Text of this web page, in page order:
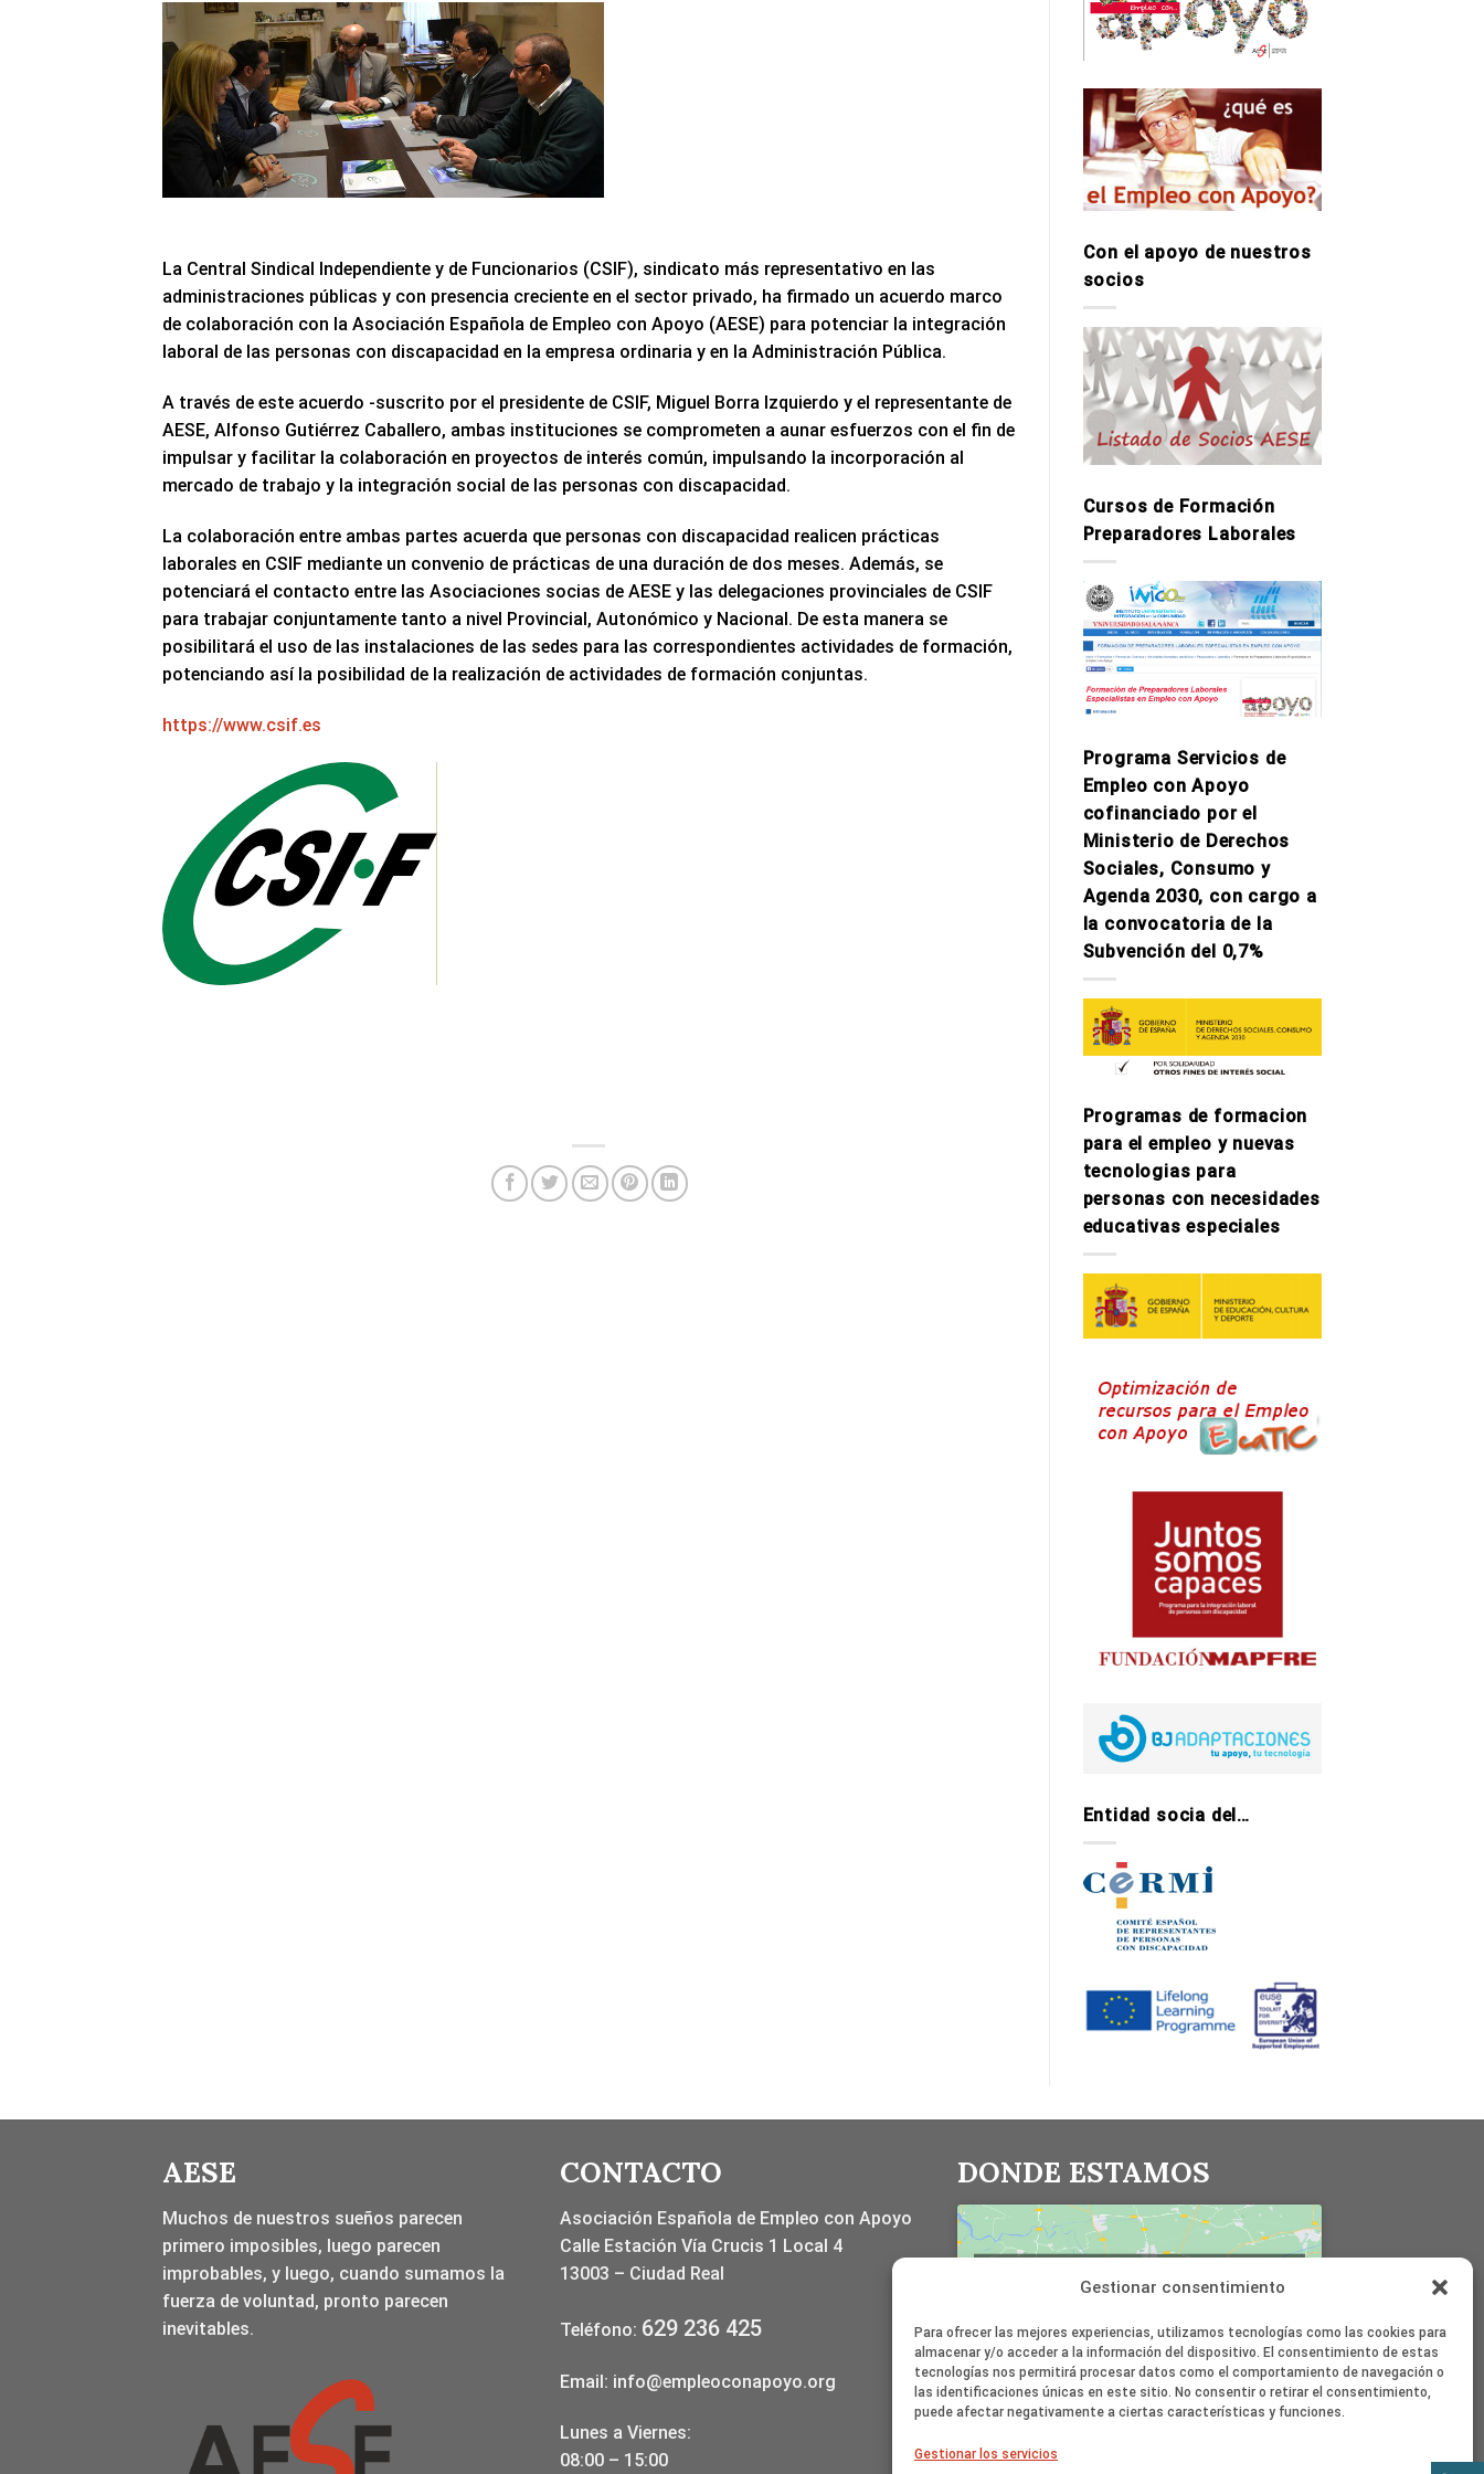
Gestionar consentimiento
Para ofrecer las mejores experiencias, utilizamos tecnologías como las cookies para
almacenar y/o acceder a la información del dispositivo. El consentimiento de estas
tecnologías nos permitirá procesar datos como el comportamiento de navegación o
las identificaciones únicas en este sitio. No consentir o retirar el consentimiento,
puede afectar negativamente a ciertas características y funciones.
Gestionar los servicios
La Central Sindical Independiente y de Funcionarios (CSIF), sindicato más representativo en las
administraciones públicas y con presencia creciente en el sector privado, ha firmado un acuerdo marco
de colaboración con la Asociación Española de Empleo con Apoyo (AESE) para potenciar la integración
laboral de las personas con discapacidad en la empresa ordinaria y en la Administración Pública.
A través de este acuerdo -suscrito por el presidente de CSIF, Miguel Borra Izquierdo y el representante de
AESE, Alfonso Gutiérrez Caballero, ambas instituciones se comprometen a aunar esfuerzos con el fin de
impulsar y facilitar la colaboración en proyectos de interés común, impulsando la incorporación al
mercado de trabajo y la integración social de las personas con discapacidad.
La colaboración entre ambas partes acuerda que personas con discapacidad realicen prácticas
laborales en CSIF mediante un convenio de prácticas de una duración de dos meses. Además, se
potenciará el contacto entre las Asociaciones socias de AESE y las delegaciones provinciales de CSIF
para trabajar conjuntamente tanto a nivel Provincial, Autonómico y Nacional. De esta manera se
posibilitará el uso de las instalaciones de las sedes para las correspondientes actividades de formación,
potenciando así la posibilidad de la realización de actividades de formación conjuntas.
https://www.csif.es
Con el apoyo de nuestros
socios
Cursos de Formación
Preparadores Laborales
Programa Servicios de
Empleo con Apoyo
cofinanciado por el
Ministerio de Derechos
Sociales, Consumo y
Agenda 2030, con cargo a
la convocatoria de la
Subvención del 0,7%
Programas de formacion
para el empleo y nuevas
tecnologi­as para
personas con necesidades
educativas especiales
Entidad socia del…
AESE
Muchos de nuestros sueños parecen
primero imposibles, luego parecen
improbables, y luego, cuando sumamos la
fuerza de voluntad, pronto parecen
inevitables.
CONTACTO
Asociación Española de Empleo con Apoyo
Calle Estación Vía Crucis 1 Local 4
13003 – Ciudad Real
Teléfono: 629 236 425
Email: info@empleoconapoyo.org
Lunes a Viernes:
08:00 – 15:00
DONDE ESTAMOS
Haz clic en «Estoy de acuerdo» para
Política de cookies
Estoy de acuerdo